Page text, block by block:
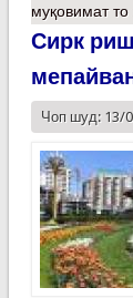
муқовимат
Сирк
Чоп шуд: 13/